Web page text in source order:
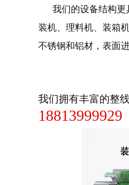
我们的设备结构
装机、理料机、装箱
不锈钢和铝材，表面
我们拥有丰富的整
18813999929